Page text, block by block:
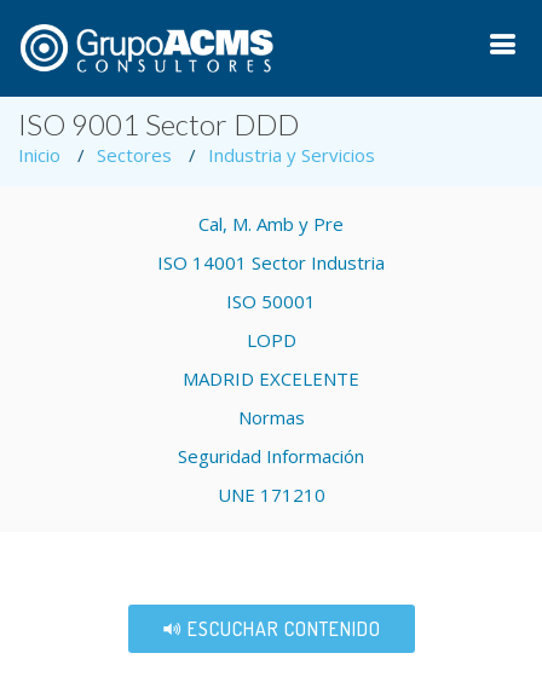
ISO 9001 Sector DDD
Inicio Sectores Industria y Servicios
Cal, M. Amb y Pre
ISO 14001 Sector Industria
ISO 50001
LOPD
MADRID EXCELENTE
Normas
Seguridad Información
UNE 171210
ESCUCHAR CONTENIDO